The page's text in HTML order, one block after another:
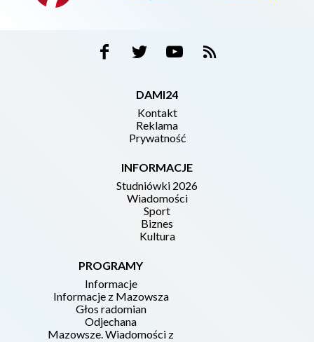
DAMI24
Kontakt
Reklama
Prywatność
INFORMACJE
Studniówki 2026
Wiadomości
Sport
Biznes
Kultura
PROGRAMY
Informacje
Informacje z Mazowsza
Głos radomian
Odjechana
Mazowsze. Wiadomości z